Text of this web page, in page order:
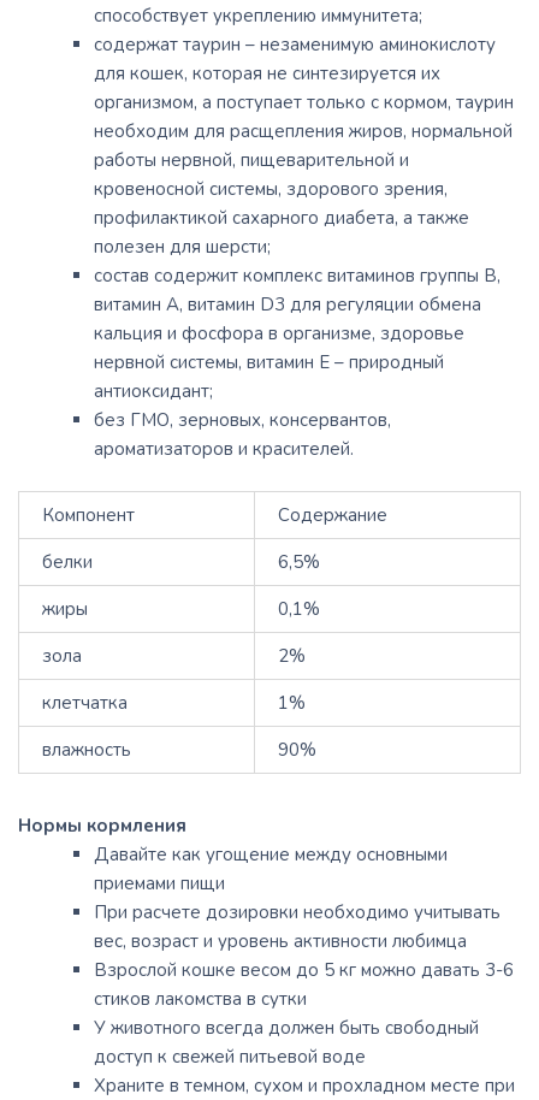
способствует укреплению иммунитета;
содержат таурин – незаменимую аминокислоту
для кошек, которая не синтезируется их
организмом, а поступает только с кормом, таурин
необходим для расщепления жиров, нормальной
работы нервной, пищеварительной и
кровеносной системы, здорового зрения,
профилактикой сахарного диабета, а также
полезен для шерсти;
состав содержит комплекс витаминов группы В,
витамин A, витамин D3 для регуляции обмена
кальция и фосфора в организме, здоровье
нервной системы, витамин Е – природный
антиоксидант;
без ГМО, зерновых, консервантов,
ароматизаторов и красителей.
Компонент
Содержание
белки
6,5%
жиры
0,1%
зола
2%
клетчатка
1%
влажность
90%
Нормы кормления
Давайте как угощение между основными
приемами пищи
При расчете дозировки необходимо учитывать
вес, возраст и уровень активности любимца
Взрослой кошке весом до 5 кг можно давать 3-6
стиков лакомства в сутки
У животного всегда должен быть свободный
доступ к свежей питьевой воде
Храните в темном, сухом и прохладном месте при